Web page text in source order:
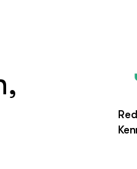
Columns & Blogs